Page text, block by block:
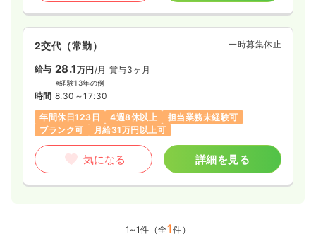
2交代（常勤） 一時募集休止
給与 28.1万円/月 賞与3ヶ月
※経験13年の例
時間 8:30～17:30
年間休日123日
4週8休以上
担当業務未経験可
ブランク可
月給31万円以上可
気になる 詳細を見る
1~1件（全1件）